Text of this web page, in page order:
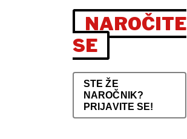
NAROČITE
SE
STE ŽE
NAROČNIK?
PRIJAVITE SE!